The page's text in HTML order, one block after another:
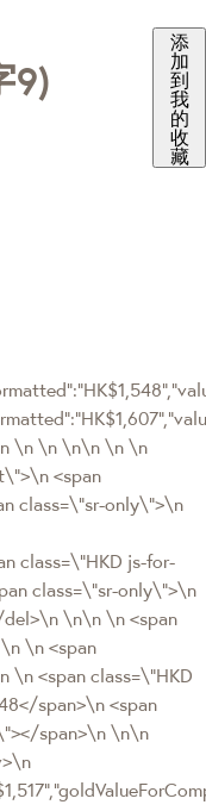
9)
添
加
到
我
的
收
藏
\n \n \n\n \n \n
<span
class=\"sr-only\">\n
class=\"HKD js-for-
class=\"sr-only\">\n
\n\n \n <span
\n <span
<span class=\"HKD
span>\n <span
span>\n \n\n